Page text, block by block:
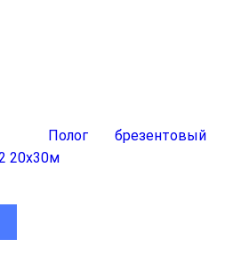
Полог брезентовый
20x30м